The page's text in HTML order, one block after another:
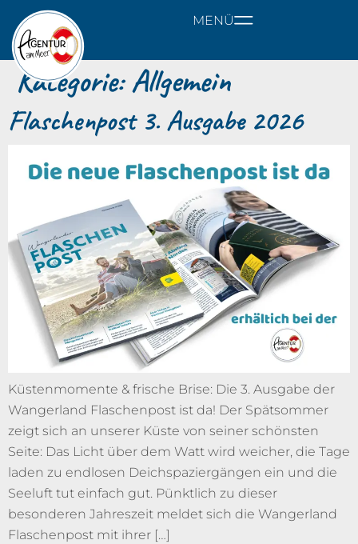
MENÜ
Kategorie:Allgemein
Flaschenpost 3. Ausgabe 2026
Küstenmomente & frische Brise: Die 3. Ausgabe der
Wangerland Flaschenpost ist da! Der Spätsommer
zeigt sich an unserer Küste von seiner schönsten
Seite: Das Licht über dem Watt wird weicher, die Tage
laden zu endlosen Deichspaziergängen ein und die
Seeluft tut einfach gut. Pünktlich zu dieser
besonderen Jahreszeit meldet sich die Wangerland
Flaschenpost mit ihrer […]